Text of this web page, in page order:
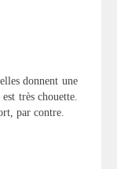
donnent une
très chouette.
par contre.